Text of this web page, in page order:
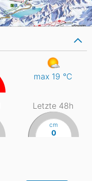
max 19 °C
Letzte 48h
cm
0